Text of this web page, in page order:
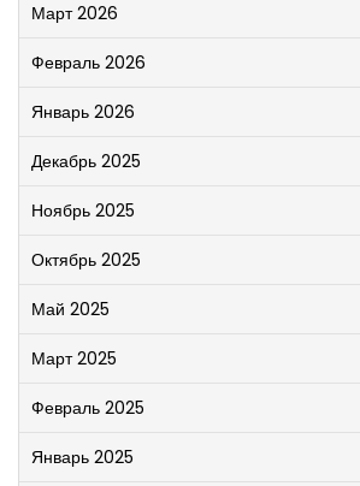
Март 2026
Февраль 2026
Январь 2026
Декабрь 2025
Ноябрь 2025
Октябрь 2025
Май 2025
Март 2025
Февраль 2025
Январь 2025